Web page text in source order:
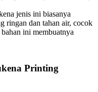
jenis ini biasanya
ringan dan tahan air, cocok
ini membuatnya
Printing